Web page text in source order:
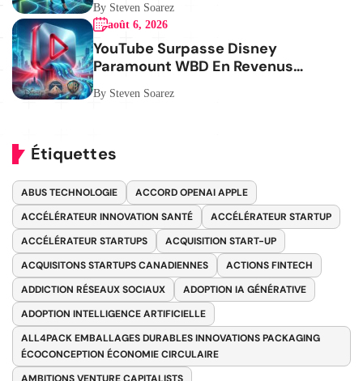
By Steven Soarez
août 6, 2026
YouTube Surpasse Disney
Paramount WBD En Revenus
Publicitaires
By Steven Soarez
Étiquettes
ABUS TECHNOLOGIE
ACCORD OPENAI APPLE
ACCÉLÉRATEUR INNOVATION SANTÉ
ACCÉLÉRATEUR STARTUP
ACCÉLÉRATEUR STARTUPS
ACQUISITION START-UP
ACQUISITONS STARTUPS CANADIENNES
ACTIONS FINTECH
ADDICTION RÉSEAUX SOCIAUX
ADOPTION IA GÉNÉRATIVE
ADOPTION INTELLIGENCE ARTIFICIELLE
ALL4PACK EMBALLAGES DURABLES INNOVATIONS PACKAGING
ÉCOCONCEPTION ÉCONOMIE CIRCULAIRE